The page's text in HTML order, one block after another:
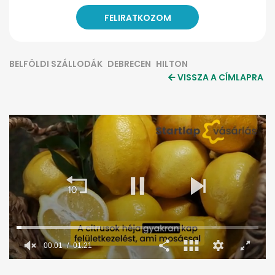
BELFÖLDI SZÁLLODÁK DEBRECEN HILTON
VISSZA A CÍMLAPRA
00:02 01:21